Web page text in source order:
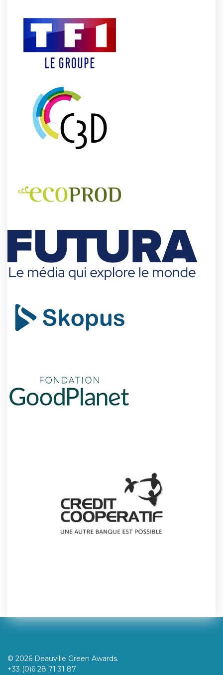
© 2026 Deauville Green Awards.
+33 (0)6 28 71 31 87